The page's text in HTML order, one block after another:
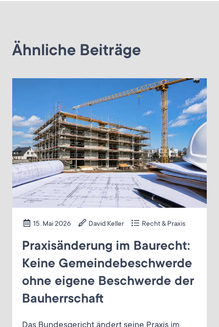
Ähnliche Beiträge
15. Mai 2026 David Keller Recht & Praxis
Praxisänderung im Baurecht:
Keine Gemeindebeschwerde
ohne eigene Beschwerde der
Bauherrschaft